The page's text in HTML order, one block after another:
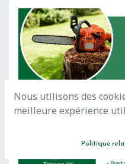
Nous utilisons des
meilleure expérience
Politique